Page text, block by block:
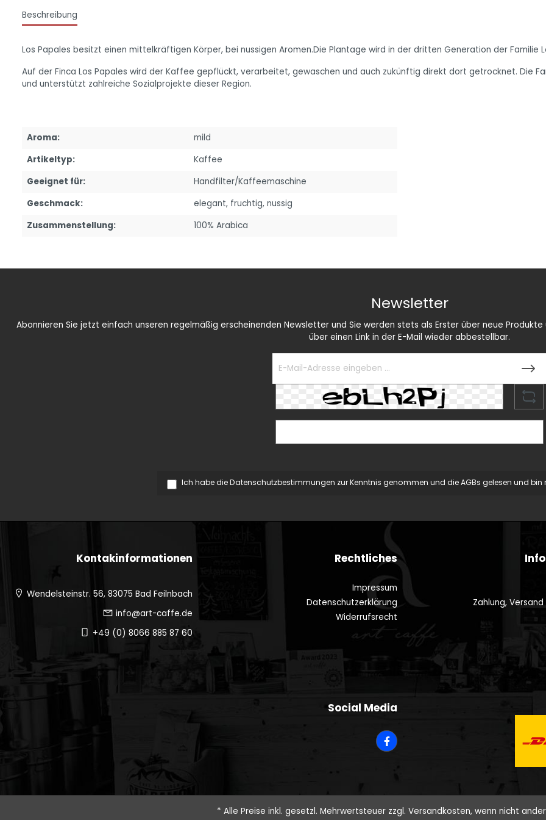
Beschreibung
Los Papales besitzt einen mittelkräftigen Körper, bei nussigen Aromen.Die Plantage wird in der dritten Generation der
Auf der Finca Los Papales wird der Kaffee gepflückt, verarbeitet, gewaschen und auch zukünftig direkt dort getrocknet. Die
und unterstützt zahlreiche Sozialprojekte dieser Region.
Aroma:
mild
Artikeltyp:
Kaffee
Geeignet für:
Handfilter/Kaffeemaschine
Geschmack:
elegant, fruchtig, nussig
Zusammenstellung:
100% Arabica
Newsletter
Abonnieren Sie jetzt einfach unseren regelmäßig erscheinenden Newsletter und Sie werden stets als Erster über neue
über einen Link in der E-Mail wieder abbestellbar.
Ich habe dieDatenschutzbestimmungen zur Kenntnis genommen und dieAGBs gelesen und bin
Kontakinformationen
Wendelsteinstr. 56, 83075 Bad Feilnbach
info@art-caffe.de
+49 (0) 8066 885 87 60
Rechtliches
Impressum
Datenschutzerklärung
Widerrufsrecht
Zahlung,
Social Media
* Alle Preise inkl. gesetzl. Mehrwertsteuer zzgl. Versandkosten, wenn nicht